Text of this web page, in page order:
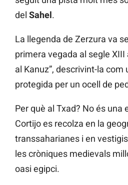
del Sahel.
La llegenda de Zerzura va
primera vegada al segle
al Kanuz”, descrivint-la com
protegida per un ocell de
Per què al Txad? No és una
Cortijo es recolza en la
transsaharianes i en
les cròniques medievals
oasi egipci.